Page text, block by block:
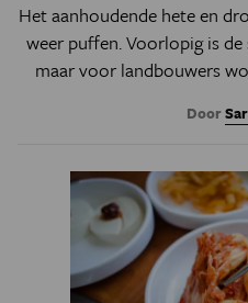
Het aanhoudende hete en
weer puffen. Voorlopig is
maar voor landbouwers
Door